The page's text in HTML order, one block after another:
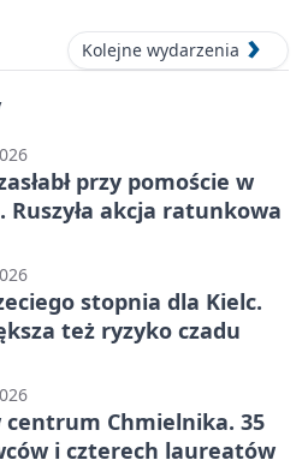
Kolejne wydarzenia
przy pomoście w
Ruszyła akcja ratunkowa
stopnia dla Kielc.
też ryzyko czadu
centrum Chmielnika. 35
i czterech laureatów